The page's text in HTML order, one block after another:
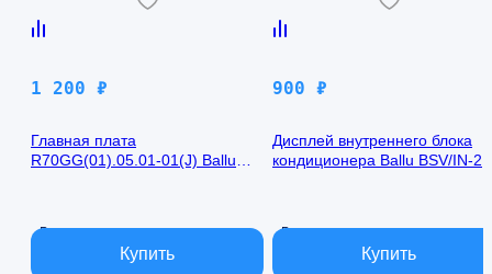
1 200 ₽
Главная плата
R70GG(01).05.01-01(J) Ballu
В наличии
900 ₽
Дисплей внутреннего блока
кондиционера Ballu BSV/IN-
В наличии